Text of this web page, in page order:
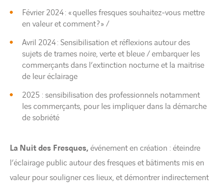
Février 2024 : « quelles fresques souhaitez-vous mettre
en valeur et comment ? » /
Avril 2024 : Sensibilisation et réflexions autour des
sujets de trames noire, verte et bleue / embarquer les
commerçants dans l’extinction nocturne et la maitrise
de leur éclairage
2025 : sensibilisation des professionnels notamment
les commerçants, pour les impliquer dans la démarche
de sobriété
La Nuit des Fresques,événement en création : éteindre
l’éclairage public autour des fresques et bâtiments mis en
valeur pour souligner ces lieux, et démontrer indirectement